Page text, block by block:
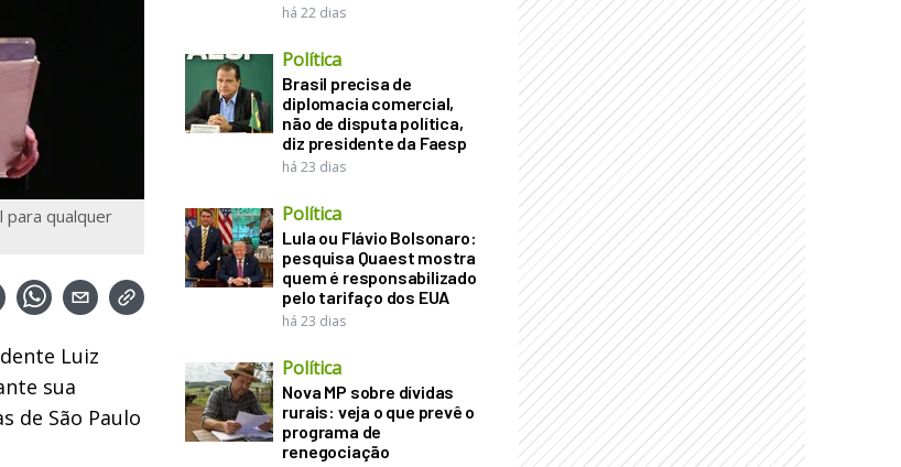
para qualquer
Luiz
sua
de São Paulo
há 22 dias
Política
Brasil precisa de
diplomacia comercial,
não de disputa política,
diz presidente da Faesp
há 23 dias
Política
Lula ou Flávio Bolsonaro:
pesquisa Quaest mostra
quem é responsabilizado
pelo tarifaço dos EUA
há 23 dias
Política
Nova MP sobre dívidas
rurais: veja o que prevê o
programa de
renegociação